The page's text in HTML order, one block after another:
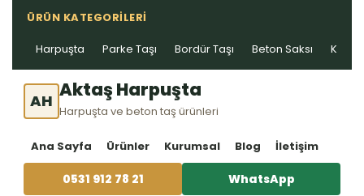
ÜRÜN KATEGORILERI
Harpuşta Parke Taşı Bordür Taşı Beton Saksı Kablo
AH Aktaş Harpuşta
Harpuşta ve beton taş ürünleri
Ana Sayfa Ürünler Kurumsal Blog İletişim
0531 912 78 21 WhatsApp